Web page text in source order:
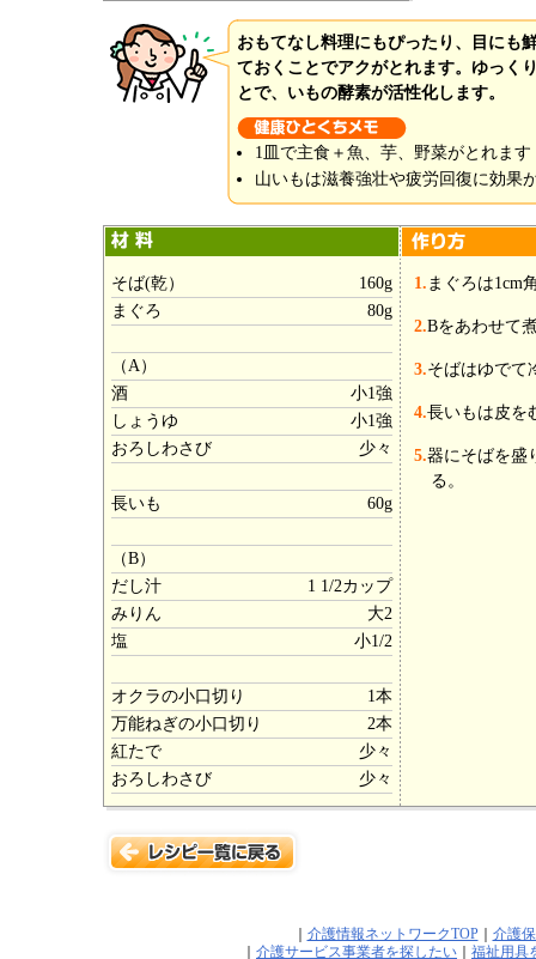
おもてなし料理にもぴったり、目にも
ておくことでアクがとれます。ゆっく
とで、いもの酵素が活性化します。
1皿で主食＋魚、芋、野菜がとれます
山いもは滋養強壮や疲労回復に効果
そば(乾）
160g
まぐろ
80g
（A）
酒
小1強
しょうゆ
小1強
おろしわさび
少々
長いも 60g
（B）
だし汁
1 1/2カップ
みりん
大2
塩
小1/2
オクラの小口切り
1本
万能ねぎの小口切り
2本
紅たで
少々
おろしわさび
少々
1. まぐろは1cm
2.Bをあわせて
3.そばはゆでて
4.長いもは皮を
5.器にそばを盛
る。
介護情報ネットワークTOP｜ 介護
介護サービス事業者を探したい 福祉用具